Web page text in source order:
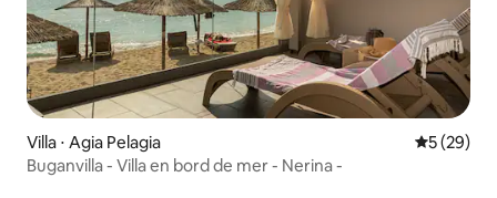
Villa ⋅ Agia Pelagia
5 (29)
Buganvilla - Villa en bord de mer - Nerina -